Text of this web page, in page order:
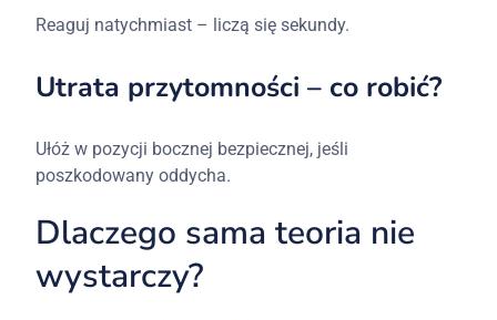
Reaguj natychmiast – liczą się sekundy.
Utrata przytomności – co robić?
Ułóż w pozycji bocznej bezpiecznej, jeśli
poszkodowany oddycha.
Dlaczego sama teoria nie
wystarczy?